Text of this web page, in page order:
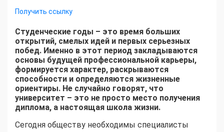
Получить ссылку
Студенческие годы – это время больших
открытий, смелых идей и первых серьезных
побед. Именно в этот период закладываются
основы будущей профессиональной карьеры,
формируется характер, раскрываются
способности и определяются жизненные
ориентиры. Не случайно говорят, что
университет – это не просто место получения
диплома, а настоящая школа жизни.
Сегодня обществу необходимы специалисты